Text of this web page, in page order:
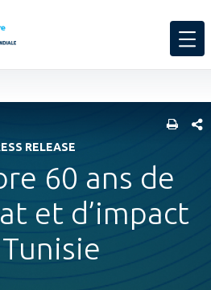
RELEASE
60 ans de
et d’impact